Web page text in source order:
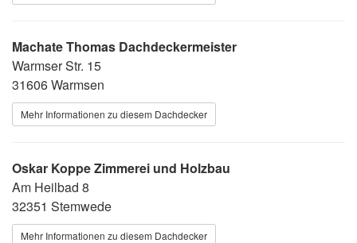
Machate Thomas Dachdeckermeister
Warmser Str. 15
31606 Warmsen
Mehr Informationen zu diesem Dachdecker
Oskar Koppe Zimmerei und Holzbau
Am Heilbad 8
32351 Stemwede
Mehr Informationen zu diesem Dachdecker